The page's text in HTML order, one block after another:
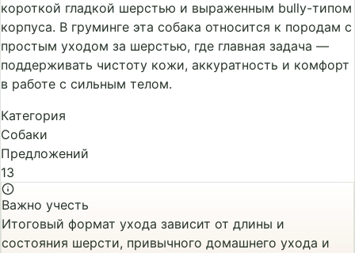
короткой гладкой шерстью и выраженным bully-типом
корпуса. В груминге эта собака относится к породам с
простым уходом за шерстью, где главная задача —
поддерживать чистоту кожи, аккуратность и комфорт
в работе с сильным телом.
Категория
Собаки
Предложений
13
Важно учесть
Итоговый формат ухода зависит от длины и
состояния шерсти, привычного домашнего ухода и